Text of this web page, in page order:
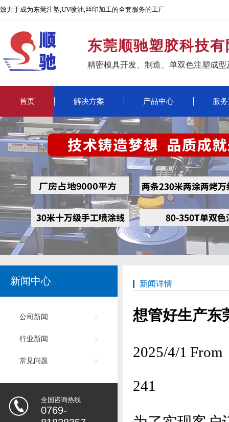
致力于成为东莞注塑,UV喷油,丝印加工的全套服务的工厂
东莞顺驰塑胶科技
精密模具开发、制造、单双色注塑成
首页 解决方案 产品中心 服
新闻中心
公司新闻
行业新闻
常见问题
全国咨询热线
0769-
新闻详情
想管好生产东
2025/4/1
241